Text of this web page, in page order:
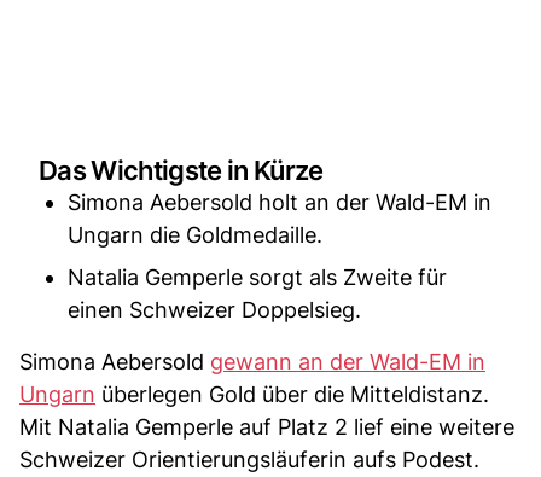
Das Wichtigste in Kürze
Simona Aebersold holt an der Wald-EM in
Ungarn die Goldmedaille.
Natalia Gemperle sorgt als Zweite für
einen Schweizer Doppelsieg.
Simona Aebersold gewann an der Wald-EM in
Ungarn überlegen Gold über die Mitteldistanz.
Mit Natalia Gemperle auf Platz 2 lief eine weitere
Schweizer Orientierungsläuferin aufs Podest.